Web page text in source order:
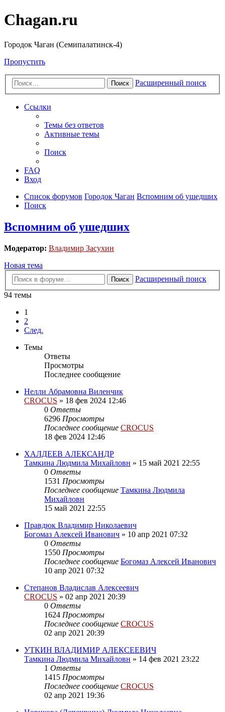
Chagan.ru
Городок Чаган (Семипалатинск-4)
Пропустить
Поиск Расширенный поиск
Ссылки
Темы без ответов
Активные темы
Поиск
FAQ
Вход
Список форумов Городок Чаган Вспомним об ушедших
Поиск
Вспомним об ушедших
Модератор: Владимир Засухин
Новая тема
Поиск
Расширенный поиск
94 темы
1
2
След.
Темы
Ответы
Просмотры
Последнее сообщение
Нелли Абрамовна Виленчик
CROCUS » 18 фев 2024 12:46
0 Ответы
6296 Просмотры
Последнее сообщение CROCUS
18 фев 2024 12:46
ХАЛДЕЕВ АЛЕКСАНДР
Тамкина Людмила Михайловн » 15 май 2021 22:55
0 Ответы
1531 Просмотры
Последнее сообщение Тамкина Людмила
Михайловн
15 май 2021 22:55
Правдюк Владимир Николаевич
Богомаз Алексей Иванович » 10 апр 2021 07:32
0 Ответы
1550 Просмотры
Последнее сообщение Богомаз Алексей Иванович
10 апр 2021 07:32
Степанов Владислав Алексеевич
CROCUS » 02 апр 2021 20:39
0 Ответы
1624 Просмотры
Последнее сообщение CROCUS
02 апр 2021 20:39
УТКИН ВЛАДИМИР АЛЕКСЕЕВИЧ
Тамкина Людмила Михайловн » 14 фев 2021 23:22
1 Ответы
1415 Просмотры
Последнее сообщение CROCUS
02 апр 2021 19:36